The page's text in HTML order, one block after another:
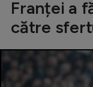
Franței a
către